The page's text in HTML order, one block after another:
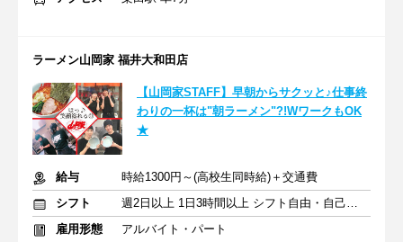
ラーメン山岡家 福井大和田店
【山岡家STAFF】早朝からサクッと♪仕事終
わりの一杯は"朝ラーメン"?!WワークもOK
★
給与
時給1300円～(高校生同時給)＋交通費
シフト
週2日以上 1日3時間以上 シフト自由・自己申告
雇用形態
アルバイト・パート